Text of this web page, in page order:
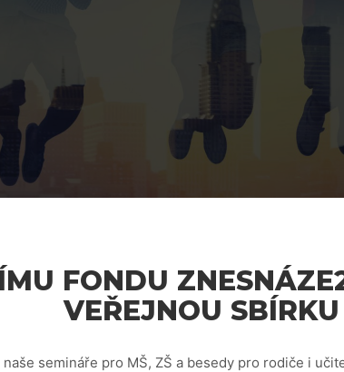
FONDU
VEŘEJNOU SBÍRKU
semináře pro MŠ, ZŠ a besedy pro rodiče i